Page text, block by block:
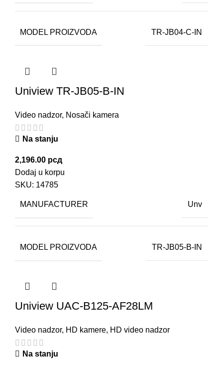
MODEL PROIZVODA TR-JB04-C-IN
Uniview TR-JB05-B-IN
Video nadzor, Nosači kamera
Na stanju
2,196.00 рсд
Dodaj u korpu
SKU: 14785
MANUFACTURER Unv
MODEL PROIZVODA TR-JB05-B-IN
Uniview UAC-B125-AF28LM
Video nadzor, HD kamere, HD video nadzor
Na stanju